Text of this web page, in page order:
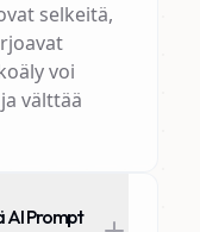
selkeitä,
voi
välttää
AI Prompt